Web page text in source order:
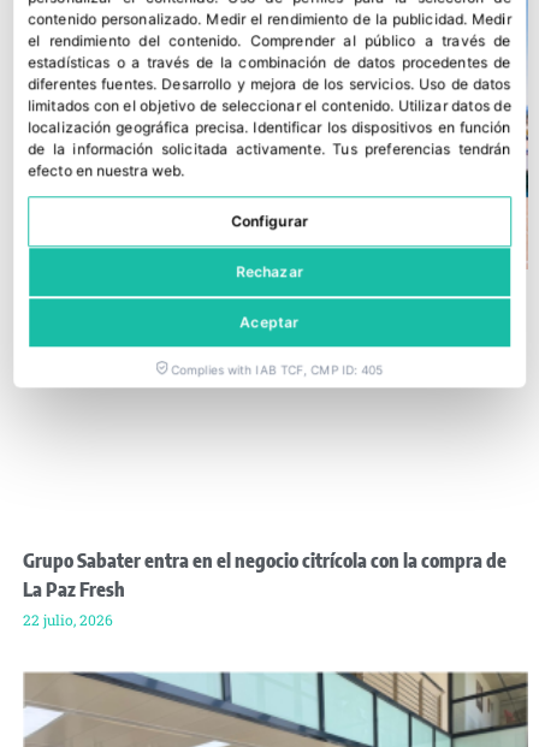
Grupo Sabater entra en el negocio citrícola con la compra de
La Paz Fresh
22 julio, 2026
contenido personalizado. Medir el rendimiento de la publicidad. Medir
el rendimiento del contenido.Comprender al público a través de
estadísticas o a través de la combinación de datos procedentes de
diferentes fuentes. Desarrollo y mejora de los servicios. Uso de datos
limitados con el objetivo de seleccionar el contenido. Utilizar datos de
localización geográfica precisa. Identificar los dispositivos en función
de la información solicitada activamente.Tus preferencias tendrán
efecto en nuestra web.
Configurar
Rechazar
Aceptar
Complies with IAB TCF, CMP ID: 405